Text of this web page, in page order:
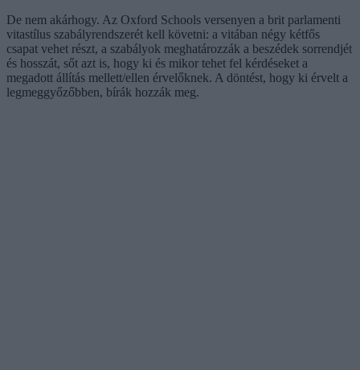
De nem akárhogy. Az Oxford Schools versenyen a brit parlamenti
vitastílus szabályrendszerét kell követni: a vitában négy kétfős
csapat vehet részt, a szabályok meghatározzák a beszédek sorrendjét
és hosszát, sőt azt is, hogy ki és mikor tehet fel kérdéseket a
megadott állítás mellett/ellen érvelőknek. A döntést, hogy ki érvelt a
legmeggyőzőbben, bírák hozzák meg.